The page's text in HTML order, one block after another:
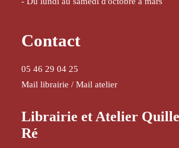
Contact
05 46 29 04 25
Mail librairie / Mail atelier
Librairie et Atelier
Ré